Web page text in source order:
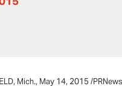
Mich., May 14, 2015 /